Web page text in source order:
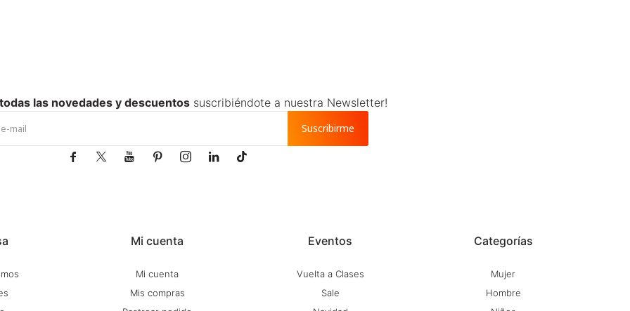
Mi cuenta
Mi cuenta
Mis compras
Eventos
Vuelta a Clases
Sale
Categorías
Mujer
Hombre
las novedades y descuentossuscribiéndote a nuestra Newsletter!
Suscribirme
      